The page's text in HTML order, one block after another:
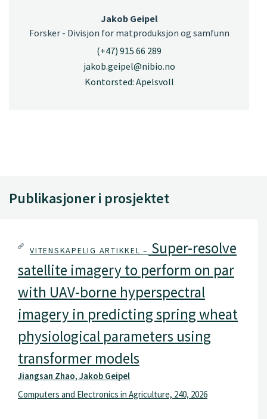
Jakob Geipel
Forsker - Divisjon for matproduksjon og samfunn
(+47) 915 66 289
jakob.geipel@nibio.no
Kontorsted: Apelsvoll
Publikasjoner i prosjektet
VITENSKAPELIG ARTIKKEL – Super-resolve
satellite imagery to perform on par
with UAV-borne hyperspectral
imagery in predicting spring wheat
physiological parameters using
transformer models
Jiangsan Zhao, Jakob Geipel
Computers and Electronics in Agriculture, 240, 2026